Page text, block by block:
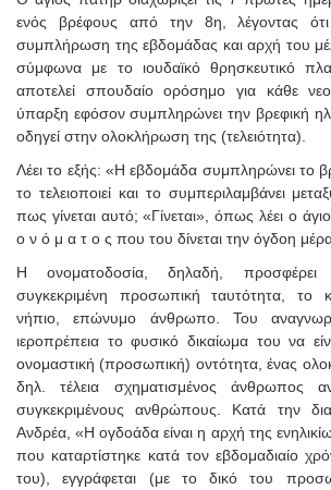
ενός βρέφους από την 8η, λέγοντας
συμπλήρωση της εβδομάδας και αρχή του
σύμφωνα με το ιουδαϊκό θρησκευτικό
αποτελεί σπουδαίο ορόσημο για κάθε
ύπαρξη εφόσον συμπληρώνει την βρεφική
οδηγεί στην ολοκλήρωση της (τελειότητα).
Λέει το εξής: «Η εβδομάδα συμπληρώνει το
το τελειοποιεί και το συμπεριλαμβάνει
πως γίνεται αυτό; «Γίνεται», όπως λέει ο
ο ν ό μ α τ ο ς που του δίνεται την όγδοη
Η ονοματοδοσία, δηλαδή,
συγκεκριμένη προσωπική ταυτότητα, το
νήπιο, επώνυμο άνθρωπο. Του
ιεροπρέπεια το φυσικό δικαίωμα του να
ονομαστική (προσωπική) οντότητα, ένας
δηλ. τέλεια σχηματισμένος άνθρωπος
συγκεκριμένους ανθρώπους. Κατά την
Ανδρέα, «Η ογδοάδα είναι η αρχή της
που καταρτίστηκε κατά τον εβδομαδιαίο
του), εγγράφεται (με το δικό του